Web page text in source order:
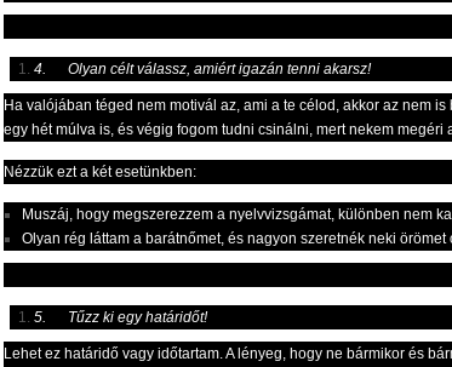
4. Olyan célt válassz, amiért igazán tenni akarsz!
Ha valójában téged nem motivál az, ami a te célod, akkor az nem
egy hét múlva is, és végig fogom tudni csinálni, mert nekem
Nézzük ezt a két esetünkben:
Muszáj, hogy megszerezzem a nyelvvizsgámat, különben nem
Olyan rég láttam a barátnőmet, és nagyon szeretnék neki örömet
5. Tűzz ki egy határidőt!
Lehet ez határidő vagy időtartam. A lényeg, hogy ne bármikor és